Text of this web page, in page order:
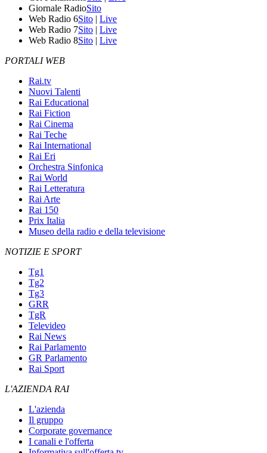
Giornale RadioSito
Web Radio 6Sito | Live
Web Radio 7Sito | Live
Web Radio 8Sito | Live
PORTALI WEB
Rai.tv
Nuovi Talenti
Rai Educational
Rai Fiction
Rai Cinema
Rai Teche
Rai International
Rai Eri
Orchestra Sinfonica
Rai World
Rai Letteratura
Rai Arte
Rai 150
Prix Italia
Museo della radio e della televisione
NOTIZIE E SPORT
Tg1
Tg2
Tg3
GRR
TgR
Televideo
Rai News
Rai Parlamento
GR Parlamento
Rai Sport
L'AZIENDA RAI
L'azienda
Il gruppo
Corporate governance
I canali e l'offerta